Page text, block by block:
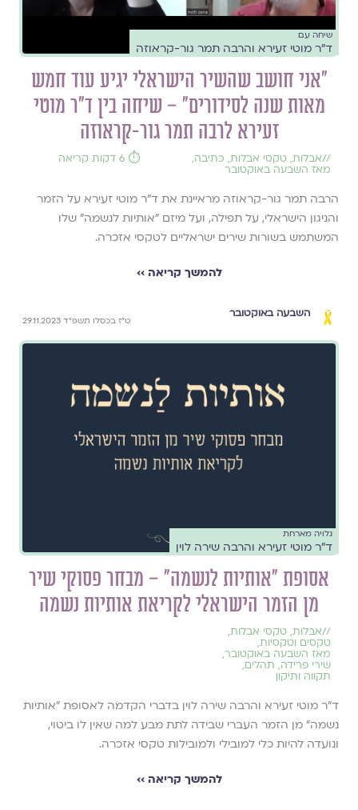
שיחה עם
ד״ר מוטי זעירא והרבה תמר גור-קראוזה
״אני חושב שהשיר הישראלי יגיע עוד חמש
מאות שנה לסידורים״ – שיחה בין ד״ר מוטי
זעירא לרבה תמר גור-קראוזה
//אבלות, טקסי אבלות, כתיבה,
מאז השבעה באוקטובר
⏱️ 6 דקות קריאה
הרבה תמר גור-קראוזה מראיינת את ד"ר מוטי זעירא על הזמר
והניגון הישראלי, על תפילה, ועל מיזם "אותיות לנשמה" שלו
המשתמש בשורות שירים ישראליים לטקסי אזכרה.
להמשך קריאה ››
השבעה באוקטובר
ט"ז בכסלו תשפ"ד 29.11.2023
גלויה מארחת
ד"ר מוטי זעירא והרבה שירה לוין
אסופת "אותיות לנשמה" – מבחר פסוקי שיר
מן הזמר הישראלי לקריאת אותיות נשמה
//אבלות, טקסי אבלות,
טקסים וטקסיות,
מאז השבעה באוקטובר,
שירי פרידה, תהלים,
תקווה ותיקון
ד”ר מוטי זעירא והרבה שירה לוין בדברי הקדמה לאסופת "אותיות
נשמה" מן הזמר העברי שבידה לתת מבע למה שאין לו ביטוי,
ונועדה להיות כלי למובילי ולמובילות טקסי אזכרה.
להמשך קריאה ››